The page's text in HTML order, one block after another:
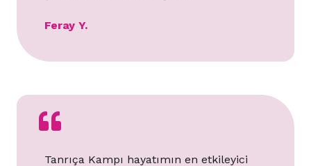
Feray Y.
Tanrıça Kampı hayatımın en etkileyici